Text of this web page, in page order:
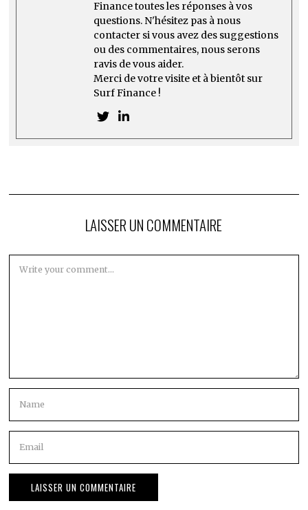
Finance toutes les réponses à vos
questions. N'hésitez pas à nous
contacter si vous avez des suggestions
ou des commentaires, nous serons
ravis de vous aider.
Merci de votre visite et à bientôt sur
Surf Finance !
LAISSER UN COMMENTAIRE